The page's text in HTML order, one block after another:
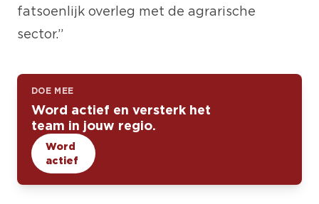
fatsoenlijk overleg met de agrarische
sector.”
DOE MEE
Word actief en versterk het
team in jouw regio.
Word
actief